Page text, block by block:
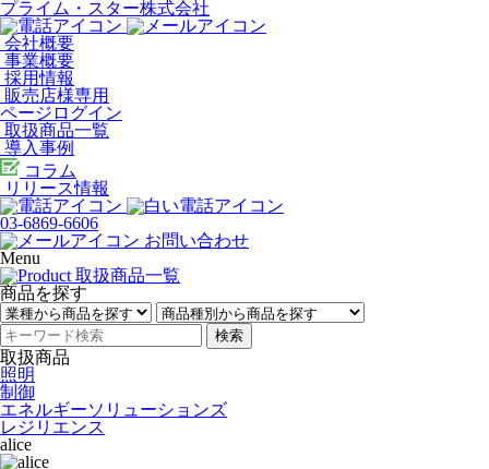
プライム・スター株式会社
会社概要
事業概要
採用情報
販売店様専用
ページログイン
取扱商品一覧
導入事例
コラム
リリース情報
03-6869-6606
お問い合わせ
Menu
商品を探す
検索
取扱商品
照明
制御
エネルギーソリューションズ
レジリエンス
alice